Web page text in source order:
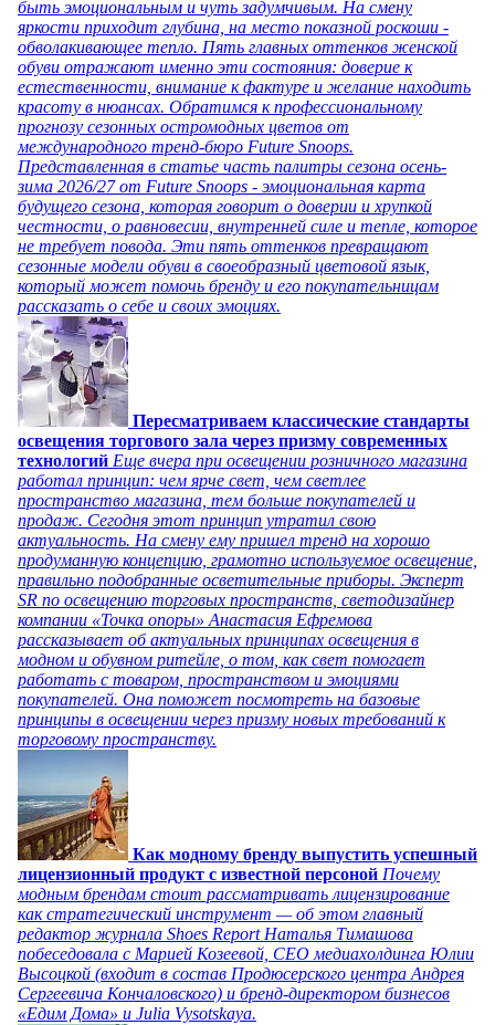
быть эмоциональным и чуть задумчивым. На смену
яркости приходит глубина, на место показной роскоши -
обволакивающее тепло. Пять главных оттенков женской
обуви отражают именно эти состояния: доверие к
естественности, внимание к фактуре и желание находить
красоту в нюансах. Обратимся к профессиональному
прогнозу сезонных остромодных цветов от
международного тренд-бюро Future Snoops.
Представленная в статье часть палитры сезона осень-
зима 2026/27 от Future Snoops - эмоциональная карта
будущего сезона, которая говорит о доверии и хрупкой
честности, о равновесии, внутренней силе и тепле, которое
не требует повода. Эти пять оттенков превращают
сезонные модели обуви в своеобразный цветовой язык,
который может помочь бренду и его покупательницам
рассказать о себе и своих эмоциях.
Пересматриваем классические стандарты
освещения торгового зала через призму современных
технологий Еще вчера при освещении розничного магазина
работал принцип: чем ярче свет, чем светлее
пространство магазина, тем больше покупателей и
продаж. Сегодня этот принцип утратил свою
актуальность. На смену ему пришел тренд на хорошо
продуманную концепцию, грамотно используемое освещение,
правильно подобранные осветительные приборы. Эксперт
SR по освещению торговых пространств, светодизайнер
компании «Точка опоры» Анастасия Ефремова
рассказывает об актуальных принципах освещения в
модном и обувном ритейле, о том, как свет помогает
работать с товаром, пространством и эмоциями
покупателей. Она поможет посмотреть на базовые
принципы в освещении через призму новых требований к
торговому пространству.
Как модному бренду выпустить успешный
лицензионный продукт с известной персоной Почему
модным брендам стоит рассматривать лицензирование
как стратегический инструмент — об этом главный
редактор журнала Shoes Report Наталья Тимашова
побеседовала с Марией Козеевой, СЕО медиахолдинга Юлии
Высоцкой (входит в состав Продюсерского центра Андрея
Сергеевича Кончаловского) и бренд-директором бизнесов
«Едим Дома» и Julia Vysotskaya.